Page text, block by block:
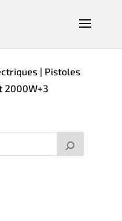
| Pistoles
2000W+3